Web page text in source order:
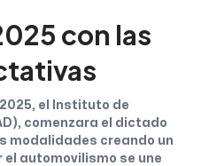
con las
el Instituto de
comenzara el dictado
modalidades creando un
automovilismo se une